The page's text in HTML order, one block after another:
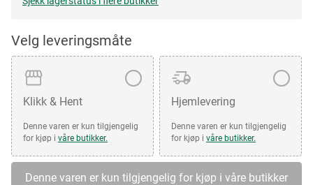
Velg leveringsmåte
Klikk & Hent
Denne varen er kun tilgjengelig
for kjøp i våre butikker.
Hjemlevering
Denne varen er kun tilgjengelig
for kjøp i våre butikker.
Denne varen er kun tilgjengelig for kjøp i våre butikker